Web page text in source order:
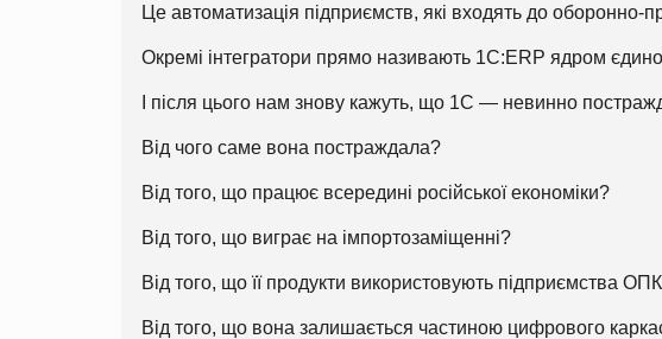
Це автоматизація підприємств, які входять до
Окремі інтегратори прямо називають 1С:ERP ядром
І після цього нам знову кажуть, що 1С — невинно
Від чого саме вона постраждала?
Від того, що працює всередині російської економіки?
Від того, що виграє на імпортозаміщенні?
Від того, що її продукти використовують підприємства
Від того, що вона залишається частиною цифрового